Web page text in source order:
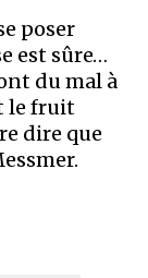
poser
est sûre…
du mal à
le fruit
dire que